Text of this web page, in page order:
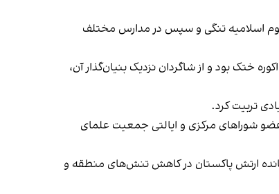
در دارالعلوم اسلامیه تنگی و سپس در مدارس مختلف
ختک بود و از شاگردان نزدیک بنیان‌گذار آن،
تربیت کرد.
یافت. مولانا ادریس عضو شوراهای مرکزی و ایالتی جمعیت علمای
ارتش پاکستان در کاهش تنش‌های منطقه و